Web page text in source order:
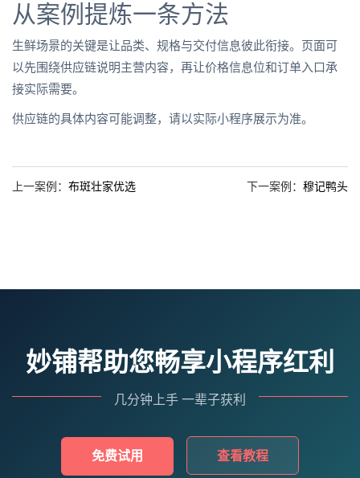
从案例提炼一条方法
生鲜场景的关键是让品类、规格与交付信息彼此衔接。页面可
以先围绕供应链说明主营内容，再让价格信息位和订单入口承
接实际需要。
供应链的具体内容可能调整，请以实际小程序展示为准。
上一案例： 布斑壮家优选 下一案例： 穆记鸭头
妙铺帮助您畅享小程序红利
几分钟上手 一辈子获利
免费试用 查看教程